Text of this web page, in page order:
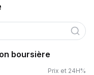
boursière
Prix et 24H%